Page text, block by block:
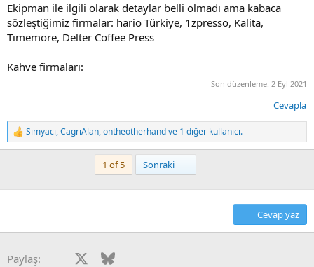
Ekipman ile ilgili olarak detaylar belli olmadı ama kabaca
sözleştiğimiz firmalar: hario Türkiye, 1zpresso, Kalita,
Timemore, Delter Coffee Press
Kahve firmaları:
Son düzenleme: 2 Eyl 2021
Cevapla
T
e
l
Simyaci,CagriAlan,ontheotherhandve 1 diğer kullanıcı.
1 of 5 Sonraki
Cevap yaz
Paylaş: Facebook Bluesky